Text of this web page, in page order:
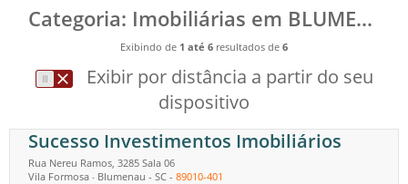
Categoria: Imobiliárias em BLUMENAU, SC
Exibindo de 1 até 6 resultados de 6
Exibir por distância a partir do seu
dispositivo
Sucesso Investimentos Imobiliários
Rua Nereu Ramos, 3285 Sala 06
Vila Formosa - Blumenau - SC - 89010-401